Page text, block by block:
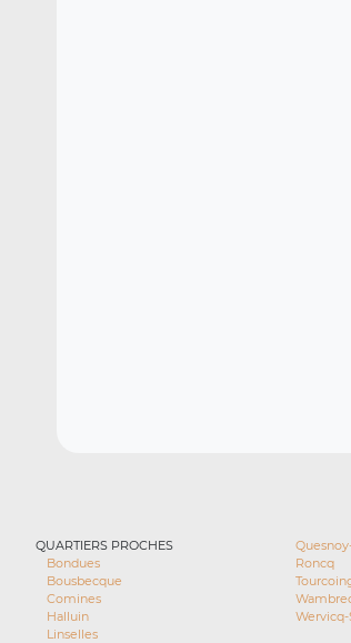
QUARTIERS PROCHES
Bondues
Bousbecque
Comines
Halluin
Linselles
Roncq
Wervicq-